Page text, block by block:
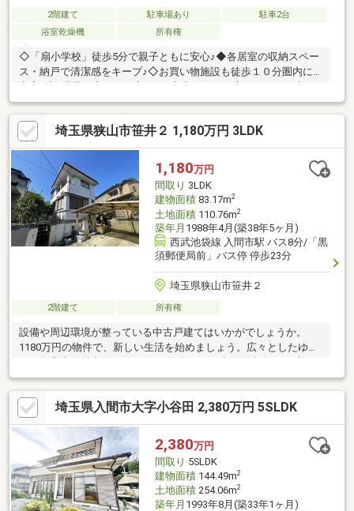
2階建て 駐車場あり
駐車2台
浴室乾燥機
所有権
◇「扇小学校」徒歩5分で親子ともに安心♪◆各居室の収納スペー
ス・納戸で清潔感をキープ♪◇お買い物施設も徒歩１０分圏内に
充実♪◆2世帯住宅のご住宅です♪◇南に面した広々としたお庭が
ございます♪◆カースペース2台駐車可能！◇敷地面積96坪超えの
広々としたご住宅です♪当日のご見学予約も承ります。お気軽に
【TEL：0120-284-788】 までお電話下さい！■詳しい資料のご請
求・物件見学のご依頼はページ内の無料【資料請求】・【見学予
約する】ボタンよりお進みください。
埼玉県狭山市笹井２ 1,180万円 3LDK
1,180万円
間取り 3LDK
建物面積83.17m2
土地面積110.76m2
築年月 1988年4月(築38年5ヶ月)
西武池袋線 入間市駅 バス8分/「黒
須郵便局前」バス停 停歩23分
埼玉県狭山市笹井２
2階建て 所有権
設備や周辺環境が整っている中古戸建てはいかがでしょうか。
1180万円の物件で、新しい生活を始めましょう。広々としたゆと
広々している物件です。もとからエアコンが付いていますので、
快適な室温にすることができます。
埼玉県入間市大字小谷田 2,380万円 5SLDK
2,380万円
間取り 5SLDK
建物面積144.49m2
土地面積254.06m2
築年月 1993年8月(築33年1ヶ月)